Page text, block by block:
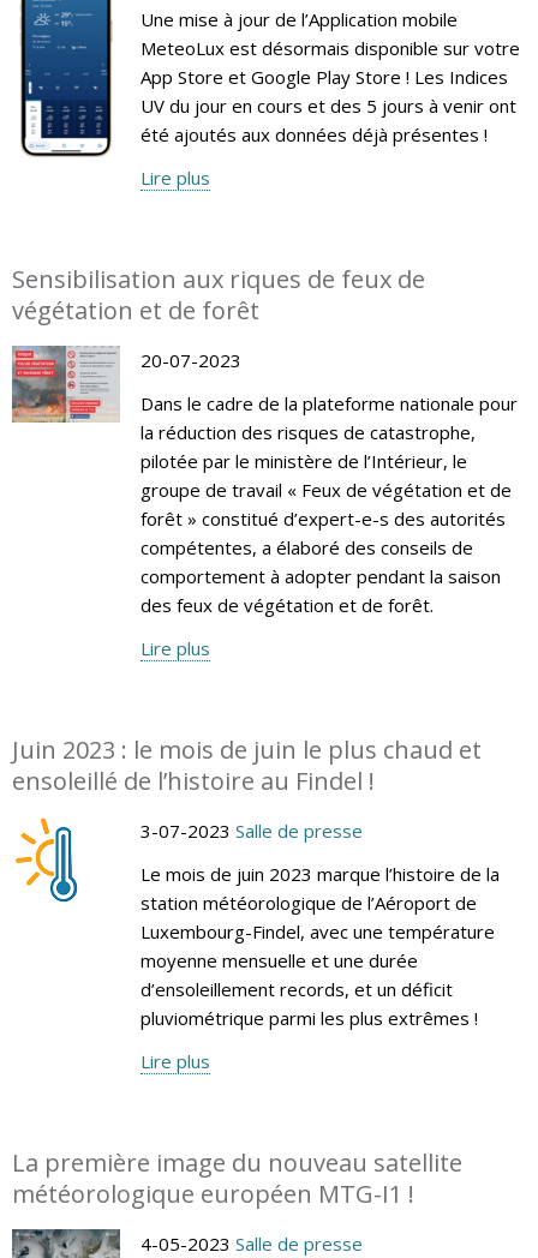
Une mise à jour de l’Application mobile
MeteoLux est désormais disponible sur votre
App Store et Google Play Store ! Les Indices
UV du jour en cours et des 5 jours à venir ont
été ajoutés aux données déjà présentes !
Lire plus
Sensibilisation aux riques de feux de
végétation et de forêt
20-07-2023
Dans le cadre de la plateforme nationale pour
la réduction des risques de catastrophe,
pilotée par le ministère de l’Intérieur, le
groupe de travail « Feux de végétation et de
forêt » constitué d’expert-e-s des autorités
compétentes, a élaboré des conseils de
comportement à adopter pendant la saison
des feux de végétation et de forêt.
Lire plus
Juin 2023 : le mois de juin le plus chaud et
ensoleillé de l’histoire au Findel !
3-07-2023 Salle de presse
Le mois de juin 2023 marque l’histoire de la
station météorologique de l’Aéroport de
Luxembourg-Findel, avec une température
moyenne mensuelle et une durée
d’ensoleillement records, et un déficit
pluviométrique parmi les plus extrêmes !
Lire plus
La première image du nouveau satellite
météorologique européen MTG-I1 !
4-05-2023 Salle de presse